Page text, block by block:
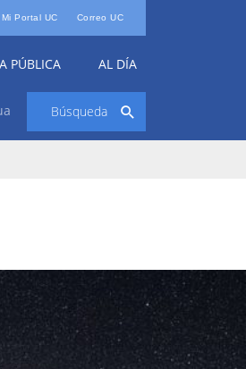
Mi Portal UC Correo UC
PÚBLICA AL DÍA
Búsqueda